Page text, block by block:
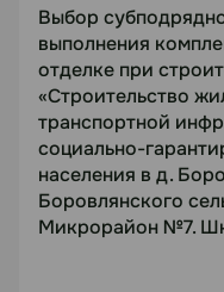
Статус
В работе
населения в д.
Боровлянского
Микрорайон №7.
Предмет торгов
Выбор
выполнения
отделке при
Срок подачи
Выбор
выполнения
отделке при
«Строительство
транспортной
социально-
населения в д.
Боровлянского
Микрорайон №7.